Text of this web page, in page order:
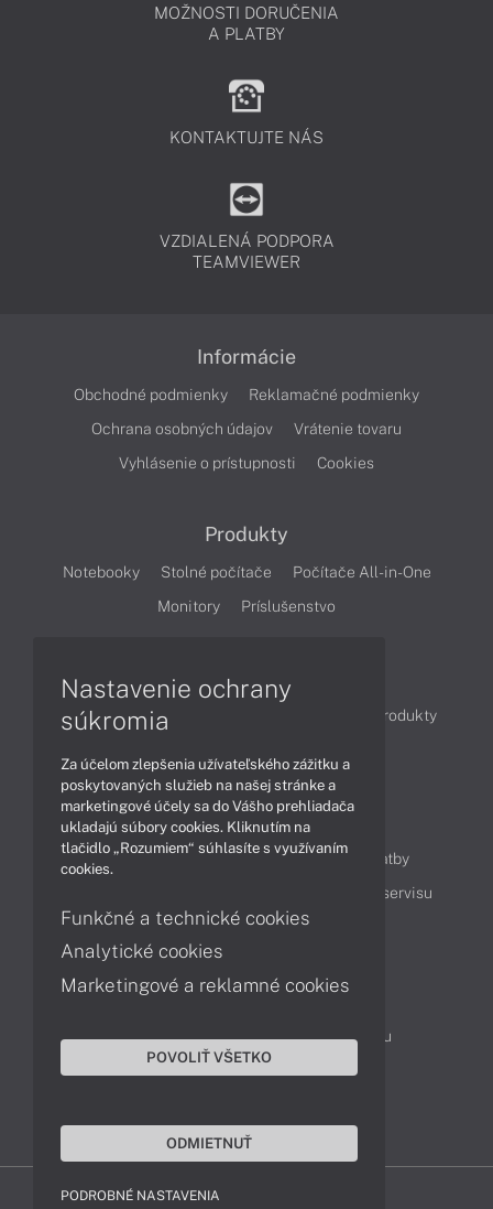
MOŽNOSTI DORUČENIA
A PLATBY
KONTAKTUJTE NÁS
VZDIALENÁ PODPORA
TEAMVIEWER
Informácie
Obchodné podmienky
Reklamačné podmienky
Ochrana osobných údajov
Vrátenie tovaru
Vyhlásenie o prístupnosti
Cookies
Produkty
Notebooky Stolné počítače
Počítače All-in-One
Monitory
Príslušenstvo
Články
Obchodné informácie
Produkty
Obsah
Ako nakupovať
Možnosti doručenia a platby
Cenník servisu
Kontakty
Servisné oddelenie
Reklamácia tovaru
Nastavenie ochrany
súkromia
Za účelom zlepšenia užívateľského zážitku a
poskytovaných služieb na našej stránke a
marketingové účely sa do Vášho prehliadača
ukladajú súbory cookies. Kliknutím na
tlačidlo „Rozumiem“ súhlasíte s využívaním
cookies.
Funkčné a technické cookies
Analytické cookies
Marketingové a reklamné cookies
POVOLIŤ VŠETKO
ODMIETNUŤ
PODROBNÉ NASTAVENIA